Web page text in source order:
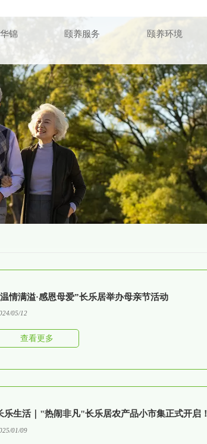
锦 颐养服务 颐养环境
情满溢·感恩母爱”长乐居举办母亲节活动
05/12
查看更多
乐生活｜"热闹非凡"长乐居农产品小市集正式开启！
01/09